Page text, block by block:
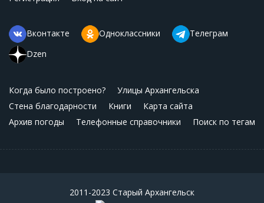
Вконтакте Одноклассники
Телеграм
Dzen
Когда было построено?
Улицы Архангельска
Стена благодарности
Книги
Карта сайта
Архив погоды
Телефонные справочники Поиск по тегам
2011-2023 Старый Архангельск